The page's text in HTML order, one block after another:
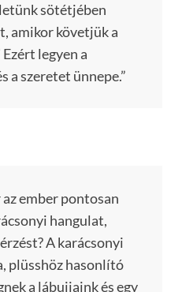
sötétjében
amikor követjük a
Ezért legyen a
a szeretet ünnepe.”
ember pontosan
hangulat,
A karácsonyi
plüsshöz hasonlító
a lábujjaink és egy